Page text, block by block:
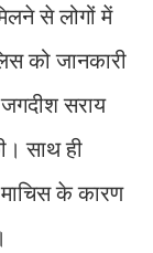
से लोगों में
को जानकारी
सराय
साथ ही
के कारण